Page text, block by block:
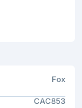
Fox
CAC853